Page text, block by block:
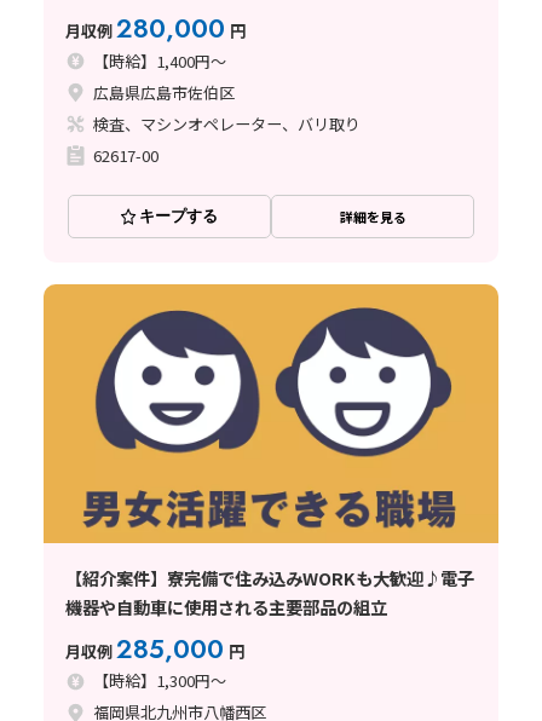
日120日以上
月収例280,000 円
【時給】1,400円～
広島県広島市佐伯区
検査、マシンオペレーター、バリ取り
62617-00
キープする 詳細を見る
【紹介案件】寮完備で住み込みWORKも大歓迎♪電子
機器や自動車に使用される主要部品の組立
月収例285,000 円
【時給】1,300円～
福岡県北九州市八幡西区